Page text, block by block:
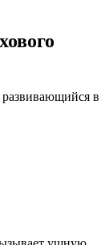
в